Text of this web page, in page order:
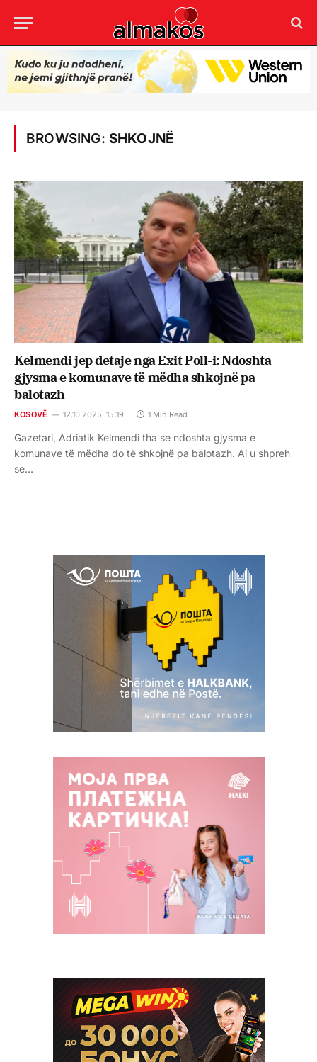
BROWSING: SHKOJNË
Kelmendi jep detaje nga Exit Poll-i: Ndoshta
gjysma e komunave të mëdha shkojnë pa
balotazh
KOSOVË 12.10.2025, 15:19 1 Min Read
Gazetari, Adriatik Kelmendi tha se ndoshta gjysma e
komunave të mëdha do të shkojnë pa balotazh. Ai u shpreh
se…